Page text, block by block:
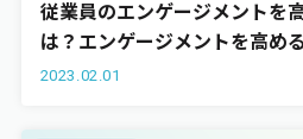
働き方
従業員のエンゲージメントを
は？エンゲージメントを高め
介
2023.02.01